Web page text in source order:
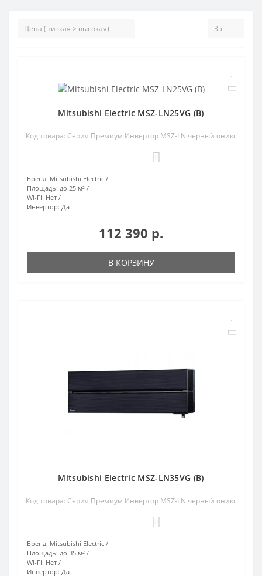
Mitsubishi Electric MSZ-LN25VG (B)
Код товара: Серия Премиум Инвертор MSZ-LN чёрный оникс
Бренд: Mitsubishi Electric
Площадь: до 25 м²
Wi-Fi: Нет
Инвертор: Да
112 390 р.
В КОРЗИНУ
Mitsubishi Electric MSZ-LN35VG (B)
Код товара: Серия Премиум Инвертор MSZ-LN чёрный оникс
Бренд: Mitsubishi Electric
Площадь: до 35 м²
Wi-Fi: Нет
Инвертор: Да